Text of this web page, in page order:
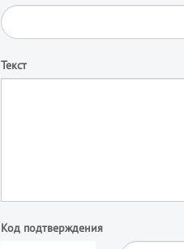
Текст
Код подтверждения